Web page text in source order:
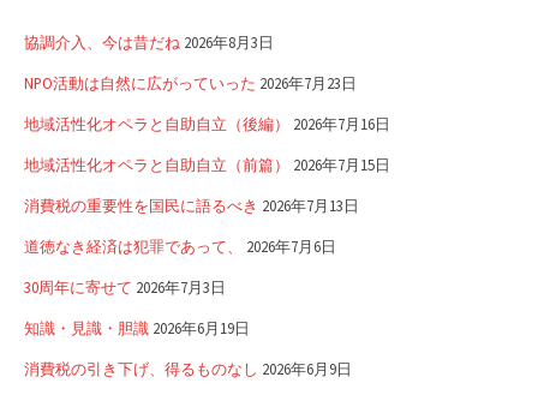
協調介入、今は昔だね 2026年8月3日
NPO活動は自然に広がっていった 2026年7月23日
地域活性化オペラと自助自立（後編） 2026年7月16日
地域活性化オペラと自助自立（前篇） 2026年7月15日
消費税の重要性を国民に語るべき 2026年7月13日
道徳なき経済は犯罪であって、 2026年7月6日
30周年に寄せて 2026年7月3日
知識・見識・胆識 2026年6月19日
消費税の引き下げ、得るものなし 2026年6月9日